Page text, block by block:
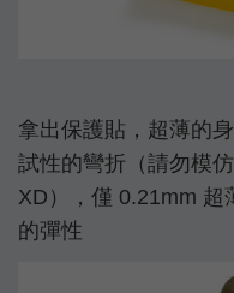
拿出保護貼，超薄的
試性的彎折（請勿模
XD），僅 0.21mm 超
的彈性